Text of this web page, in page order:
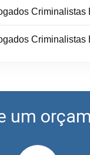
Criminalistas
Criminalistas
um